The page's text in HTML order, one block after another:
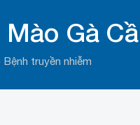
Gà
Bệnh truyền nhiễm